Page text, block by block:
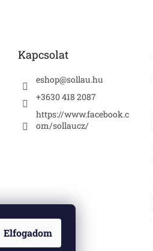
Elfogadom
Kapcsolat
eshop@sollau.hu
+3630 418 2087
https://www.facebook.c
om/sollaucz/